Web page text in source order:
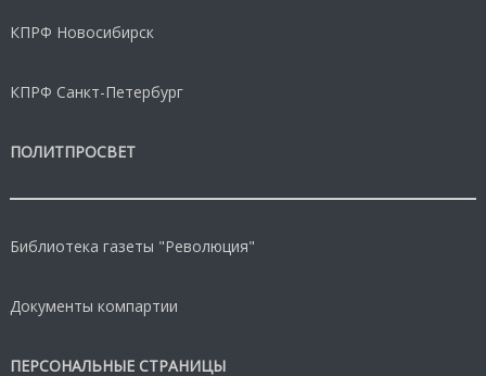
КПРФ Новосибирск
КПРФ Санкт-Петербург
ПОЛИТПРОСВЕТ
Библиотека газеты "Революция"
Документы компартии
ПЕРСОНАЛЬНЫЕ СТРАНИЦЫ